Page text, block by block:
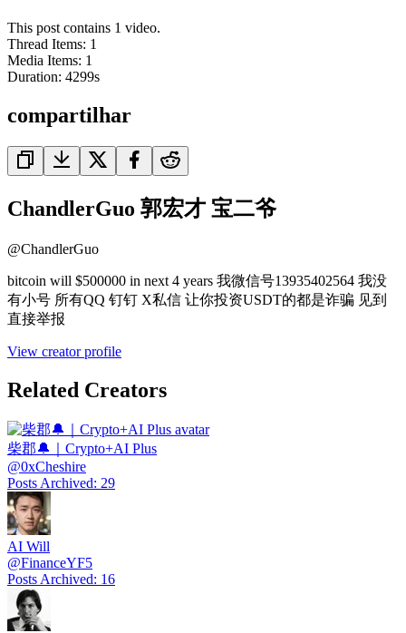
This post contains 1 video.
Thread Items: 1
Media Items: 1
Duration: 4299s
compartilhar
ChandlerGuo 郭宏才 宝二爷
@ChandlerGuo
bitcoin will $500000 in next 4 years 我微信号13935402564 我没
有小号 所有QQ 钉钉 X私信 让你投资USDT的都是诈骗 见到
直接举报
View creator profile
Related Creators
柴郡🔔｜Crypto+AI Plus
@0xCheshire
Posts Archived: 29
AI Will
@FinanceYF5
Posts Archived: 16